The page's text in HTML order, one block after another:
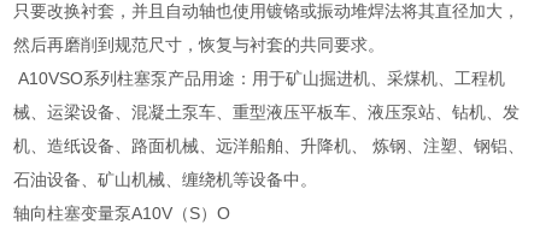
只要改换衬套，并且自动轴也使用镀铬或振动堆焊法将其直径加大，
然后再磨削到规范尺寸，恢复与衬套的共同要求。
A10VSO系列柱塞泵产品用途：用于矿山掘进机、采煤机、工程机
械、运梁设备、混凝土泵车、重型液压平板车、液压泵站、钻机、发
机、造纸设备、路面机械、远洋船舶、升降机、 炼钢、注塑、钢铝、
石油设备、矿山机械、缠绕机等设备中。
轴向柱塞变量泵A10V（S）O